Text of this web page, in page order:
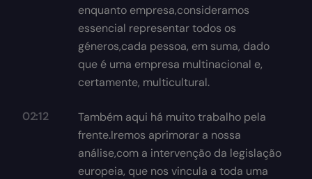
enquanto empresa,consideramos
essencial representar todos os
géneros,cada pessoa, em suma, dado
que é uma empresa multinacional e,
certamente, multicultural.
02:12
Também aqui há muito trabalho pela
frente.Iremos aprimorar a nossa
análise,com a intervenção da legislação
europeia, que nos vincula a toda uma